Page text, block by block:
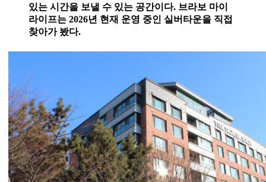
있는 시간을 보낼 수 있는 공간이다. 브라보 마이
라이프는 2026년 현재 운영 중인 실버타운을 직접
찾아가 봤다.